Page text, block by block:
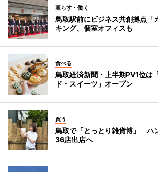
暮らす・働く
鳥取駅前にビジネス共創拠点
キング、個室オフィスも
食べる
鳥取経済新聞・上半期PV1位は
ド・スイーツ」オープン
買う
鳥取で「とっとり雑貨博」 ハ
36店出店へ